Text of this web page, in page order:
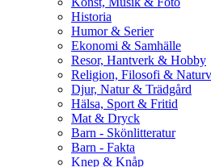
Historia
Humor & Serier
Ekonomi & Samhälle
Resor, Hantverk & Hobby
Religion, Filosofi &
Djur, Natur & Trädgård
Hälsa, Sport & Fritid
Mat & Dryck
Barn - Skönlitteratur
Barn - Fakta
Knep & Knåp